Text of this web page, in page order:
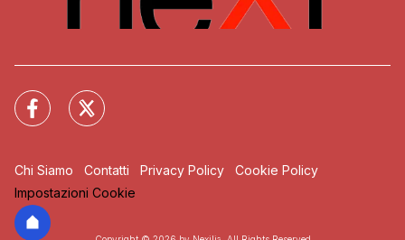
Chi Siamo Contatti Privacy Policy
Cookie Policy
Impostazioni Cookie